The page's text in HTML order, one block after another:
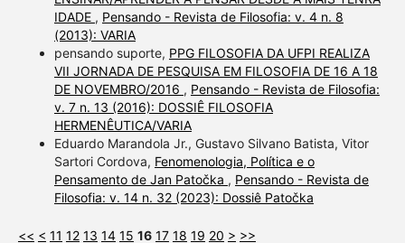
IDADE , Pensando - Revista de Filosofia: v. 4 n. 8
(2013): VARIA
pensando suporte, PPG FILOSOFIA DA UFPI REALIZA
VII JORNADA DE PESQUISA EM FILOSOFIA DE 16 A 18
DE NOVEMBRO/2016 , Pensando - Revista de Filosofia:
v. 7 n. 13 (2016): DOSSIÊ FILOSOFIA
HERMENÊUTICA/VARIA
Eduardo Marandola Jr., Gustavo Silvano Batista, Vitor
Sartori Cordova, Fenomenologia, Política e o
Pensamento de Jan Patočka , Pensando - Revista de
Filosofia: v. 14 n. 32 (2023): Dossiê Patočka
<< < 11 12 13 14 15 16 17 18 19 20 > >>